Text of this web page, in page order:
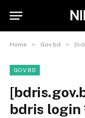
Home » Gov bd »
GOV BD
bdris login